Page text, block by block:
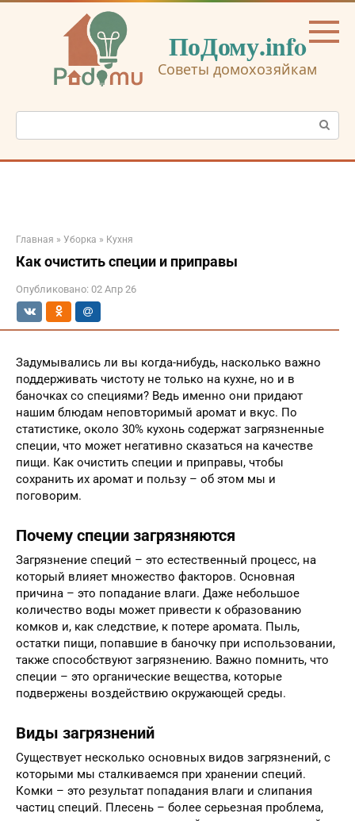
Перейти
ПоДому.info
Советы домохозяйкам
Поиск:
Главная » Уборка » Кухня
Как очистить специи и приправы
Опубликовано: 02 Апр 26
Задумывались ли вы когда-нибудь, насколько важно
поддерживать чистоту не только на кухне, но и в
баночках со специями? Ведь именно они придают
нашим блюдам неповторимый аромат и вкус. По
статистике, около 30% кухонь содержат загрязненные
специи, что может негативно сказаться на качестве
пищи. Как очистить специи и приправы, чтобы
сохранить их аромат и пользу – об этом мы и
поговорим.
Почему специи загрязняются
Загрязнение специй – это естественный процесс, на
который влияет множество факторов. Основная
причина – это попадание влаги. Даже небольшое
количество воды может привести к образованию
комков и, как следствие, к потере аромата. Пыль,
остатки пищи, попавшие в баночку при использовании,
также способствуют загрязнению. Важно помнить, что
специи – это органические вещества, которые
подвержены воздействию окружающей среды.
Виды загрязнений
Существует несколько основных видов загрязнений, с
которыми мы сталкиваемся при хранении специй.
Комки – это результат попадания влаги и слипания
частиц специй. Плесень – более серьезная проблема,